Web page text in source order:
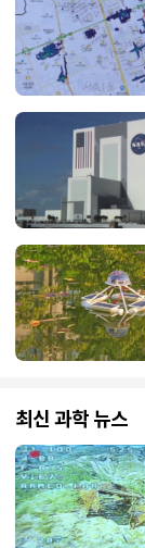
최신 과학 뉴스